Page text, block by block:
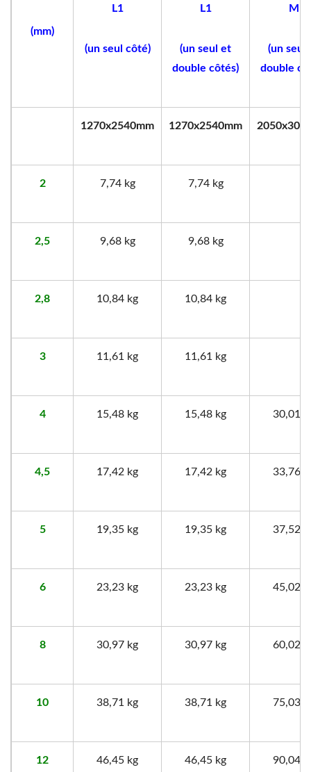
(mm)
L1
(un seul côté)
L1
(un seul et
double côtés)
M
(un seul
double
1270x2540mm 1270x2540mm
2 7,74 kg 7,74 kg
2,5 9,68 kg 9,68 kg
2,8 10,84 kg 10,84 kg
3 11,61 kg 11,61 kg
4 15,48 kg 15,48 kg 30,01
4,5 17,42 kg 17,42 kg 33,76
5 19,35 kg 19,35 kg 37,52
6 23,23 kg 23,23 kg 45,02
8 30,97 kg 30,97 kg 60,02
10 38,71 kg 38,71 kg 75,03
12 46,45 kg 46,45 kg 90,04